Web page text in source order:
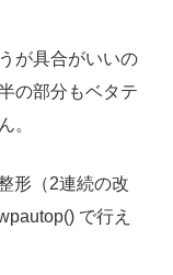
が具合がいいの
の部分もベタテ
。
形（2連続の改
で行え